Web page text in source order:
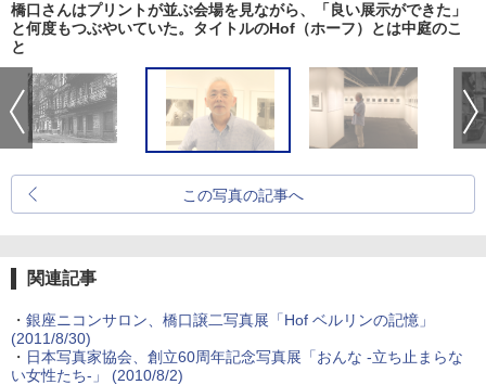
橋口さんはプリントが並ぶ会場を見ながら、「良い展示ができた」
と何度もつぶやいていた。タイトルのHof（ホーフ）とは中庭のこ
と
この写真の記事へ
関連記事
・ 銀座ニコンサロン、橋口譲二写真展「Hof ベルリンの記憶」
(2011/8/30)
・ 日本写真家協会、創立60周年記念写真展「おんな -立ち止まらな
い女性たち-」 (2010/8/2)